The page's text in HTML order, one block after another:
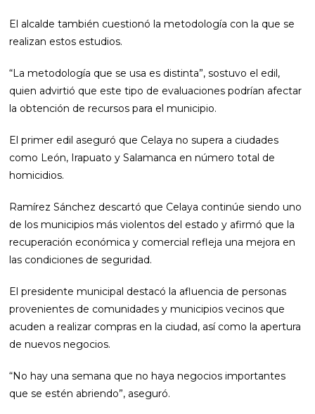
El alcalde también cuestionó la metodología con la que se
realizan estos estudios.
“La metodología que se usa es distinta”, sostuvo el edil,
quien advirtió que este tipo de evaluaciones podrían afectar
la obtención de recursos para el municipio.
El primer edil aseguró que Celaya no supera a ciudades
como León, Irapuato y Salamanca en número total de
homicidios.
Ramírez Sánchez descartó que Celaya continúe siendo uno
de los municipios más violentos del estado y afirmó que la
recuperación económica y comercial refleja una mejora en
las condiciones de seguridad.
El presidente municipal destacó la afluencia de personas
provenientes de comunidades y municipios vecinos que
acuden a realizar compras en la ciudad, así como la apertura
de nuevos negocios.
“No hay una semana que no haya negocios importantes
que se estén abriendo”, aseguró.